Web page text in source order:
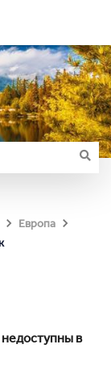
Европа
в